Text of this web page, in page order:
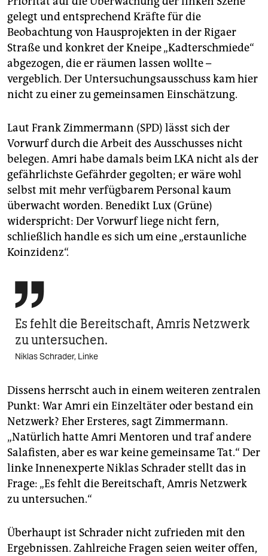
gelegt und entsprechend Kräfte für die
Beobachtung von Hausprojekten in der Rigaer
Straße und konkret der Kneipe „Kadterschmiede“
abgezogen, die er räumen lassen wollte –
vergeblich. Der Untersuchungsausschuss kam hier
nicht zu einer zu gemeinsamen Einschätzung.
Laut Frank Zimmermann (SPD) lässt sich der
Vorwurf durch die Arbeit des Ausschusses nicht
belegen. Amri habe damals beim LKA nicht als der
gefährlichste Gefährder gegolten; er wäre wohl
selbst mit mehr verfügbarem Personal kaum
überwacht worden. Benedikt Lux (Grüne)
widerspricht: Der Vorwurf liege nicht fern,
schließlich handle es sich um eine „erstaunliche
Koinzidenz“.

Es fehlt die Bereitschaft, Amris Netzwerk
zu untersuchen.
Niklas Schrader, Linke
Dissens herrscht auch in einem weiteren zentralen
Punkt: War Amri ein Einzeltäter oder bestand ein
Netzwerk? Eher Ersteres, sagt Zimmermann.
„Natürlich hatte Amri Mentoren und traf andere
Salafisten, aber es war keine gemeinsame Tat.“ Der
linke Innenexperte ­Niklas Schrader stellt das in
Frage: „Es fehlt die Bereitschaft, Amris Netzwerk
zu untersuchen.“
Überhaupt ist Schrader nicht zufrieden mit den
Ergebnissen. Zahlreiche Fragen seien weiter offen,